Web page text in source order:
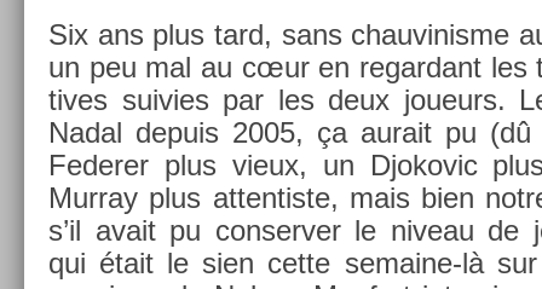
Six ans plus tard, sans chauvinis­me
un peu mal au cœur en re­gar­dant les
tives suiv­ies par les deux joueurs.
Nadal de­puis 2005, ça aurait pu
Feder­er plus vieux, un Djokovic
Mur­ray plus at­tentis­te, mais bien
s’il avait pu con­serv­er le niveau de
qui était le sien cette semaine-là